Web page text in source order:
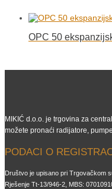
OPC 50
MIKIĆ d.o.o. je trgovina za
možete pronaći radijatore,
PODACI O
Društvo je upisano pri Trgovačkom
Rješenje Tt-13/946-2, MBS: